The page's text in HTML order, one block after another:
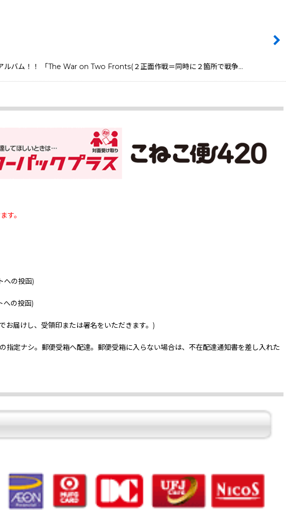
ルバム！！ 「The War on Two Fronts(２正面作戦＝同時に２箇所で戦争…
す。
への投函)
への投函)
お届けし、受領印または署名をいただきます。)
指定ナシ。郵便受箱へ配達。郵便受箱に入らない場合は、不在配達通知書を差し入れた